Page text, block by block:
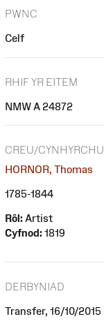
PWNC
Celf
RHIF YR EITEM
NMW A 24872
CREU/CYNHYRCHU
HORNOR, Thomas
1785-1844
Rôl: Artist
Cyfnod: 1819
DERBYNIAD
Transfer, 16/10/2015